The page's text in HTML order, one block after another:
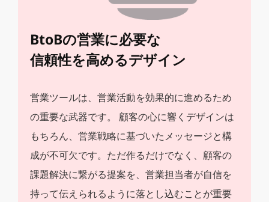
BtoBの営業に必要な
信頼性を高めるデザイン
営業ツールは、営業活動を効果的に進めるため
の重要な武器です。
顧客の心に響くデザインは
もちろん、 営業戦略に基づいたメッセージと構
成が不可欠です。 ただ作るだけでなく、顧客の
課題解決に繋がる提案を、営業担当者が自信を
持って伝えられるように落とし込むことが重要